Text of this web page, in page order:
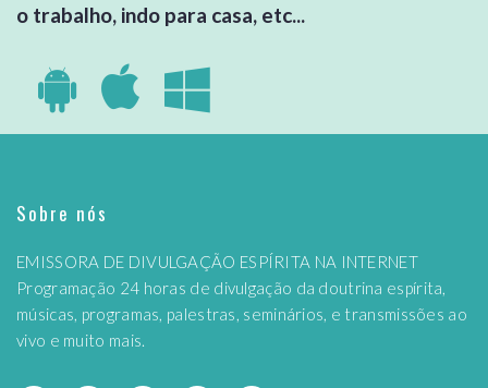
o trabalho, indo para casa, etc...
Sobre nós
EMISSORA DE DIVULGAÇÃO ESPÍRITA NA INTERNET
Programação 24 horas de divulgação da doutrina espírita,
músicas, programas, palestras, seminários, e transmissões ao
vivo e muito mais.